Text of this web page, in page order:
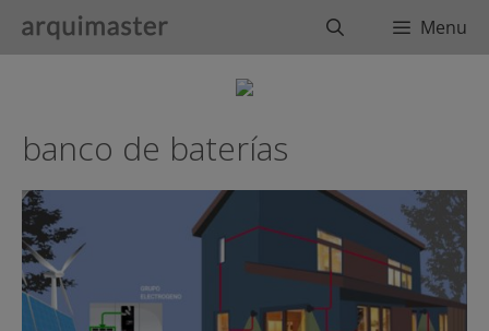
BuscarMenu
banco de baterías